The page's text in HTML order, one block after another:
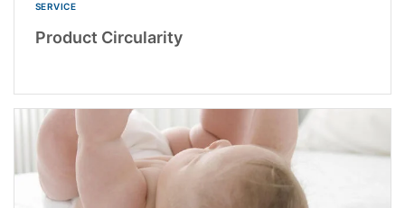
SERVICE
Product Circularity